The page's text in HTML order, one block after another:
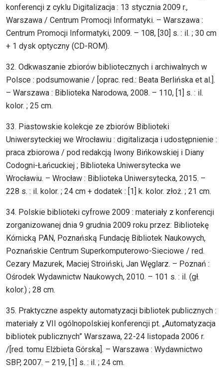
konferencji z cyklu Digitalizacja : 13 stycznia 2009 r.,
Warszawa / Centrum Promocji Informatyki. – Warszawa :
Centrum Promocji Informatyki, 2009. – 108, [30] s. : il. ; 30 cm
+ 1 dysk optyczny (CD-ROM).
32. Odkwaszanie zbiorów bibliotecznych i archiwalnych w
Polsce : podsumowanie / [oprac. red.: Beata Berlińska et al.].
– Warszawa : Biblioteka Narodowa, 2008. – 110, [1] s. : il.
kolor. ; 25 cm.
33. Piastowskie kolekcje ze zbiorów Biblioteki
Uniwersyteckiej we Wrocławiu : digitalizacja i udostępnienie :
praca zbiorowa / pod redakcją Iwony Bińkowskiej i Diany
Codogni-Łańcuckiej ; Biblioteka Uniwersytecka we
Wrocławiu. – Wrocław : Biblioteka Uniwersytecka, 2015. –
228 s. : il. kolor. ; 24 cm + dodatek : [1] k. kolor. złoż. ; 21 cm.
34. Polskie biblioteki cyfrowe 2009 : materiały z konferencji
zorganizowanej dnia 9 grudnia 2009 roku przez: Bibliotekę
Kórnicką PAN, Poznańską Fundację Bibliotek Naukowych,
Poznańskie Centrum Superkomputerowo-Sieciowe / red.
Cezary Mazurek, Maciej Stroiński, Jan Węglarz. – Poznań :
Ośrodek Wydawnictw Naukowych, 2010. – 101 s. : il. (gł.
kolor.) ; 28 cm.
35. Praktyczne aspekty automatyzacji bibliotek publicznych :
materiały z VII ogólnopolskiej konferencji pt. „Automatyzacja
bibliotek publicznych” Warszawa, 22-24 listopada 2006 r.
/[red. tomu Elżbieta Górska]. – Warszawa : Wydawnictwo
SBP, 2007. – 219, [1] s. : il. ; 24 cm.